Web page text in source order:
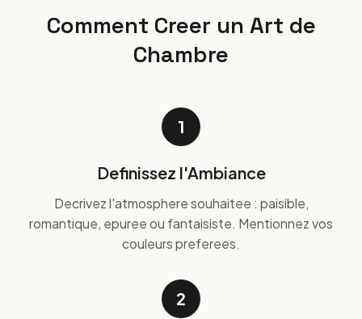
Comment Creer un Art de
Chambre
1
Definissez l'Ambiance
Decrivez l'atmosphere souhaitee : paisible,
romantique, epuree ou fantaisiste. Mentionnez vos
couleurs preferees.
2